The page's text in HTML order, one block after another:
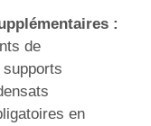
:
de
en